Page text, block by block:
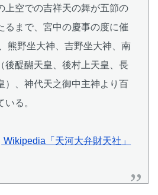
上空での吉祥天の舞が五節の
るまで、宮中の慶事の度に催
熊野坐大神、吉野坐大神、南
後醍醐天皇、後村上天皇、長
）、神代天之御中主神より百
る。
Wikipedia「天河大弁財天社」